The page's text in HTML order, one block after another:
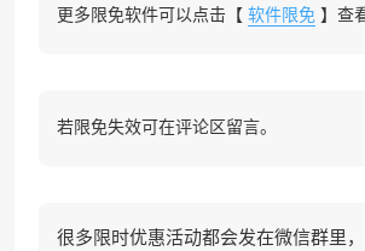
更多限免软件可以点击【 软件限免 】查
若限免失效可在评论区留言。
很多限时优惠活动都会发在微信群里